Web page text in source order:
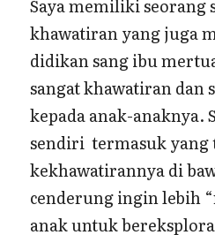
Saya memiliki seorang
khawatiran yang juga
didikan sang ibu
sangat khawatiran dan
kepada anak-anaknya.
sendiri termasuk yang
kekhawatirannya di
cenderung ingin lebih
anak untuk